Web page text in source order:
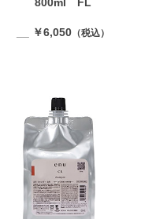
__ ￥6,050 （税込）